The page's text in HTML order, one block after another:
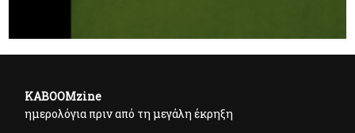
KABOOMzine
ημερολόγια πριν από τη μεγάλη έκρηξη